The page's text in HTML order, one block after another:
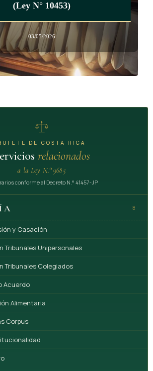
(Ley N° 10453)
03/05/2026
DE COSTA RICA
relacionados
a la Ley N.° 9685
conforme al Decreto N.° 41457-JP
8
y Casación
Tribunales Unipersonales
Tribunales Colegiados
Acuerdo
Alimentaria
Corpus